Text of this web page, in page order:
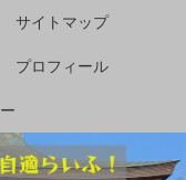
サイトマップ
プロフィール